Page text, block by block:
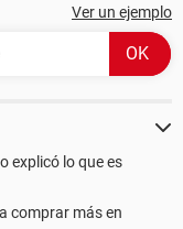
Ver un ejemplo
explicó lo que es
comprar más en